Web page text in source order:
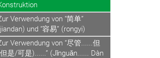
Verwendung von “简单”
und “容易” (rongyi)
Verwendung von “尽管......但
是/可是)......” (Jǐnguǎn...... Dàn